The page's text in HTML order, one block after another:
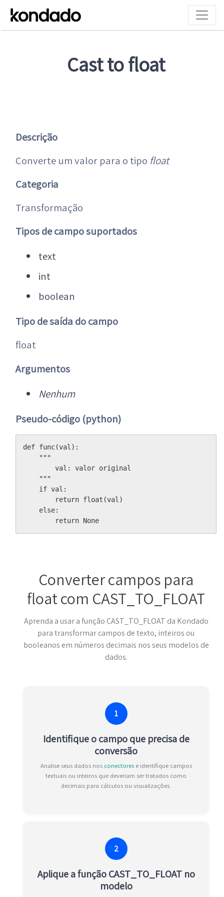
Cast to float
Descrição
Converte um valor para o tipo float
Categoria
Transformação
Tipos de campo suportados
text
int
boolean
Tipo de saída do campo
float
Argumentos
Nenhum
Pseudo-código (python)
def func(val):
        return None
Converter campos para
float com CAST_TO_FLOAT
Aprenda a usar a função CAST_TO_FLOAT da Kondado
para transformar campos de texto, inteiros ou
booleanos em números decimais nos seus modelos de
dados.
1
Identifique o campo que precisa de
conversão
Analise seus dados nos conectorese identifique campos
textuais ou inteiros que deveriam ser tratados como
decimais para cálculos ou visualizações.
2
Aplique a função CAST_TO_FLOAT no
modelo